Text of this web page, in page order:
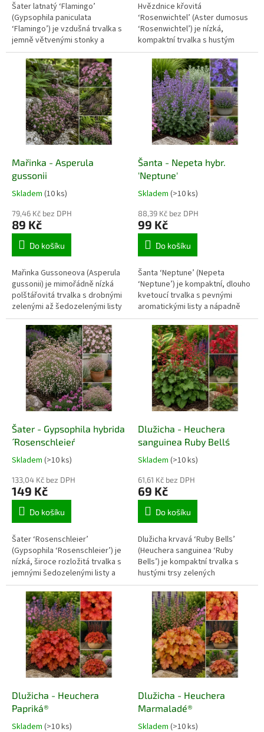
Šater latnatý ‘Flamingo’
(Gypsophila paniculata
‘Flamingo’) je vzdušná trvalka s
jemně větvenými stonky a
množstvím drobných plných
světle růžových květů. Od léta
vytváří bohaté obláčky květů
vhodné do slunných záhonů i k
řezu do čerstvých a sušených
vazeb. Nejlépe prospívá v
hluboké, vápenité a dokonale
propustné půdě bez zimního
zamokření.
Hvězdnice křovitá
‘Rosenwichtel’ (Aster dumosus
‘Rosenwichtel’) je nízká,
kompaktní trvalka s hustým
zeleným olistěním a množstvím
růžových až sytě růžových
květů se žlutými středy. Kvete
od konce léta do podzimu a
poskytuje potravu včelám i
dalším opylovačům. Hodí se do
slunných záhonů, lemů,
skupinových výsadeb, skalek i
nádob.
Mařinka - Asperula
gussonii
Skladem (10 ks)
79,46 Kč bez DPH
89 Kč
Do košíku
Mařinka Gussoneova (Asperula
gussonii) je mimořádně nízká
polštářovitá trvalka s drobnými
zelenými až šedozelenými listy
a jemnými světle růžovými
květy. Nejlépe prospívá na
plném slunci až v lehkém
polostínu, v minerální, kamenité
a velmi dobře propustné půdě.
Hodí se do skalek, spár mezi
kameny, suchých zídek,
kamenných koryt i sbírkových
alpínských výsadeb.
Šanta - Nepeta hybr.
'Neptune'
Skladem (>10 ks)
88,39 Kč bez DPH
99 Kč
Do košíku
Šanta ‘Neptune’ (Nepeta
‘Neptune’) je kompaktní, dlouho
kvetoucí trvalka s pevnými
aromatickými listy a nápadně
velkými modrofialovými květy.
Vytváří pravidelné husté trsy a
kvete od začátku léta až do
podzimu. Hodí se do slunných
záhonů, štěrkových výsadeb,
lemů, skalek i nádob na
balkonech a terasách.
Šater - Gypsophila hybrida
´ Rosenschleier´
Skladem (>10 ks)
133,04 Kč bez DPH
149 Kč
Do košíku
Šater ‘Rosenschleier’
(Gypsophila ‘Rosenschleier’) je
nízká, široce rozložitá trvalka s
jemnými šedozelenými listy a
množstvím drobných plných
květů. Květy se otevírají téměř
bílé a postupně získávají světle
růžový odstín, takže vytvářejí
vzdušný barevný závoj. Hodí se
na plné slunce do propustných
záhonů, skalek, suchých zídek,
štěrkových výsadeb i k řezu.
Dlužicha - Heuchera
sanguinea ´Ruby Bells´
Skladem (>10 ks)
61,61 Kč bez DPH
69 Kč
Do košíku
Dlužicha krvavá ‘Ruby Bells’
(Heuchera sanguinea ‘Ruby
Bells’) je kompaktní trvalka s
hustými trsy zelených
laločnatých listů a množstvím
sytě rubínově červených
zvonkovitých květů. Kvete od
pozdního jara do léta a je
atraktivní pro včely, čmeláky i
motýly. Hodí se do polostinných
záhonů, skalek, lemů, podrostů i
větších nádob.
Dlužicha - Heuchera
´Paprika´®
Skladem (>10 ks)
Dlužicha - Heuchera
´Marmalade´®
Skladem (>10 ks)